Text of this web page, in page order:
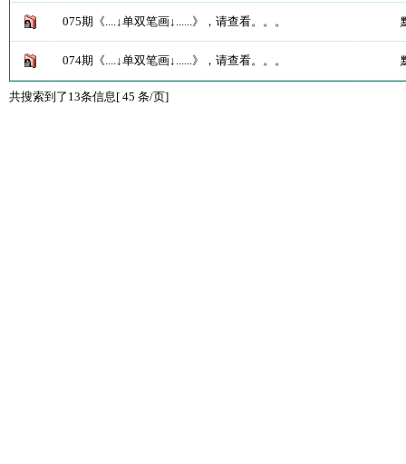
075期《....↓单双笔画↓......》，请查看。。。
074期《....↓单双笔画↓......》，请查看。。。
共搜索到了13条信息[ 45 条/页]